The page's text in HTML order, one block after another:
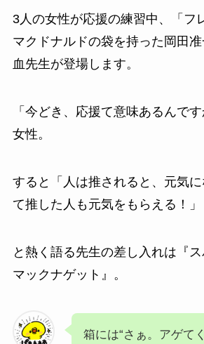
3人の女性が応援の練習中、「フ
マクドナルドの袋を持った岡田
血先生が登場します。
「今どき、応援て意味あるんで
女性。
すると「人は推されると、元気
て推した人も元気をもらえる！」
と熱く語る先生の差し入れは『
マックナゲット 』 。
箱には“さぁ。アゲて